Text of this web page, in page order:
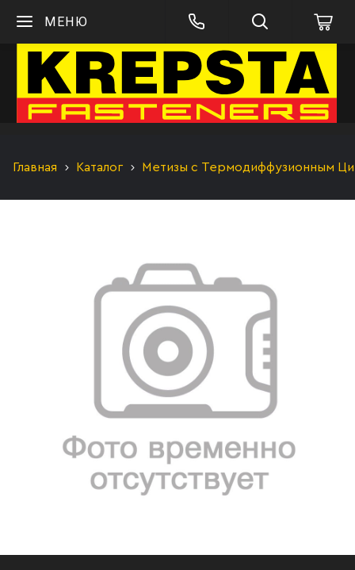
МЕНЮ
Главная Каталог Метизы с Термодиффузионным